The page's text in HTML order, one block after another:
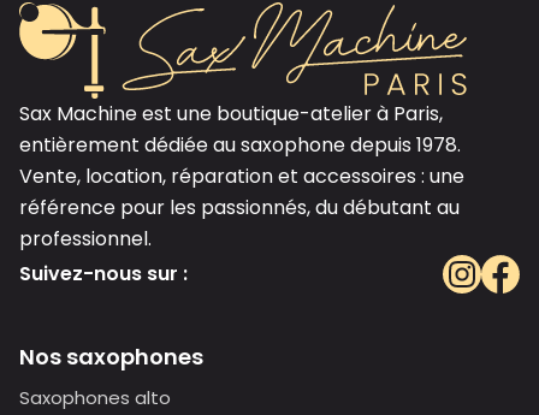
Sax Machine est une boutique-atelier à Paris,
entièrement dédiée au saxophone depuis 1978.
Vente, location, réparation et accessoires : une
référence pour les passionnés, du débutant au
professionnel.
Suivez-nous sur :
Nos saxophones
Saxophones alto